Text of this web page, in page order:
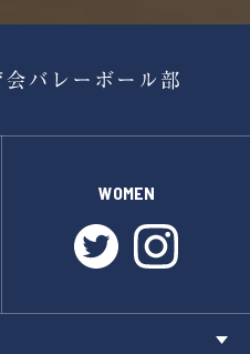
WOMEN
twitter